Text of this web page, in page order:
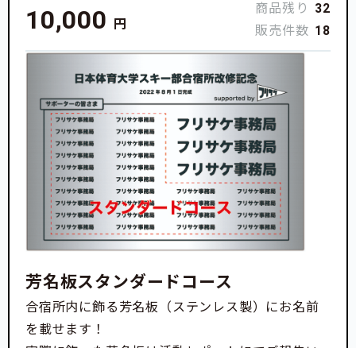
10,000 円
商品残り
32
販売件数 18
芳名板スタンダードコース
合宿所内に飾る芳名板（ステンレス製）にお名前
を載せます！